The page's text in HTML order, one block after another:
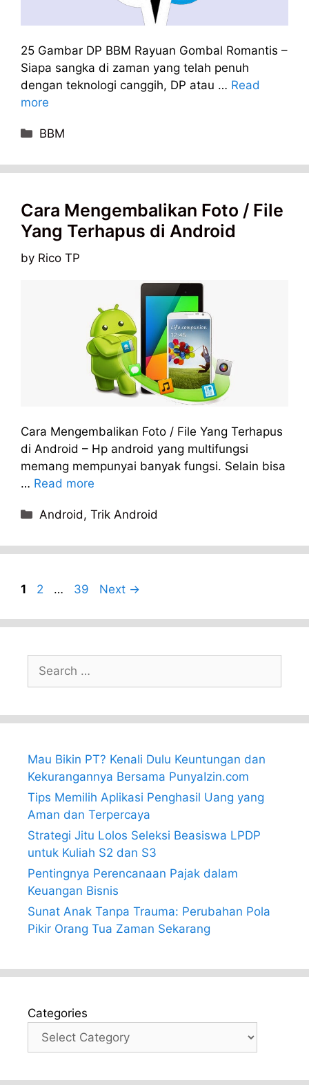
25 Gambar DP BBM Rayuan Gombal Romantis –
Siapa sangka di zaman yang telah penuh
dengan teknologi canggih, DP atau … Read
more
Categories
BBM
Cara Mengembalikan Foto / File
Yang Terhapus di Android
by Rico TP
Cara Mengembalikan Foto / File Yang Terhapus
di Android – Hp android yang multifungsi
memang mempunyai banyak fungsi. Selain bisa
… Read more
Categories
Android,Trik Android
Page
1 Page
2 … Page
39 Next →
for:
Mau Bikin PT? Kenali Dulu Keuntungan dan
Kekurangannya Bersama PunyaIzin.com
Tips Memilih Aplikasi Penghasil Uang yang
Aman dan Terpercaya
Strategi Jitu Lolos Seleksi Beasiswa LPDP
untuk Kuliah S2 dan S3
Pentingnya Perencanaan Pajak dalam
Keuangan Bisnis
Sunat Anak Tanpa Trauma: Perubahan Pola
Pikir Orang Tua Zaman Sekarang
Categories